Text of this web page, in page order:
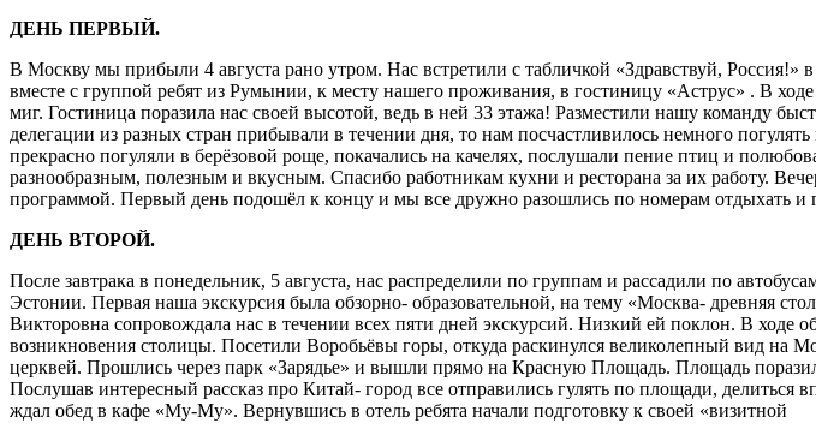
ДЕНЬ ПЕРВЫЙ.
В Москву мы прибыли 4 августа рано утром. Нас встретили с табличкой «Здравствуй,
вместе с группой ребят из Румынии, к месту нашего проживания, в гостиницу «Аструс» . В ходе
миг. Гостиница поразила нас своей высотой, ведь в ней 33 этажа! Разместили нашу команду
делегации из разных стран прибывали в течении дня, то нам посчастливилось немного
прекрасно погуляли в берёзовой роще, покачались на качелях, послушали пение птиц и
разнообразным, полезным и вкусным. Спасибо работникам кухни и ресторана за их работу.
программой. Первый день подошёл к концу и мы все дружно разошлись по номерам отдыхать и
ДЕНЬ ВТОРОЙ.
После завтрака в понедельник, 5 августа, нас распределили по группам и рассадили по
Эстонии. Первая наша экскурсия была обзорно- образовательной, на тему «Москва- древняя
Викторовна сопровождала нас в течении всех пяти дней экскурсий. Низкий ей поклон. В ходе
возникновения столицы. Посетили Воробьёвы горы, откуда раскинулся великолепный вид
церквей. Прошлись через парк «Зарядье» и вышли прямо на Красную Площадь. Площадь
Послушав интересный рассказ про Китай- город все отправились гулять по площади,
ждал обед в кафе «Му-Му». Вернувшись в отель ребята начали подготовку к своей «визитной